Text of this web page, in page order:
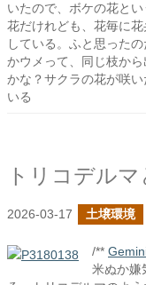
いたので、ボケの花と
花だけれども、花毎に
している。ふと思った
かウメって、同じ枝か
かな？サクラの花が咲
いる
トリコデル
2026-03-17 土壌環境
/**
米ぬか嫌